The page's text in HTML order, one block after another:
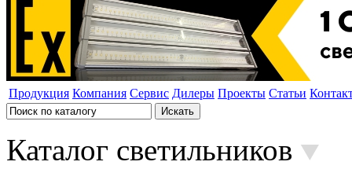
Продукция Компания Сервис Дилеры Проекты Статьи
Каталог светильников